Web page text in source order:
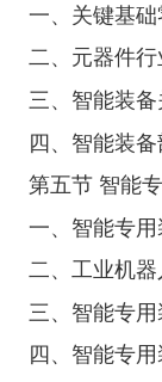
一、关键基
二、元器件
三、智能装
四、智能装
第五节 智能
一、智能专
二、工业机
三、智能专
四、智能专